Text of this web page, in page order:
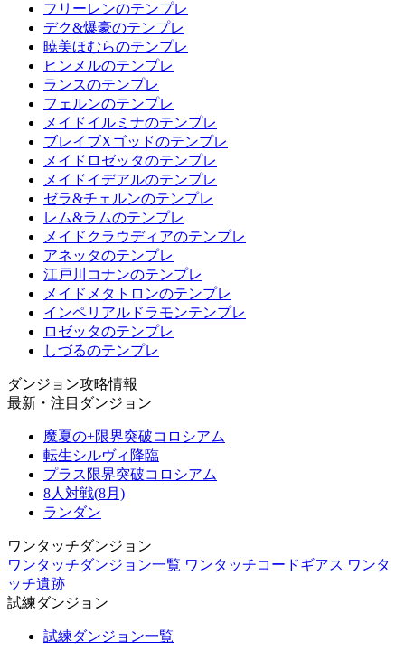
フリーレンのテンプレ
デク&爆豪のテンプレ
暁美ほむらのテンプレ
ヒンメルのテンプレ
ランスのテンプレ
フェルンのテンプレ
メイドイルミナのテンプレ
ブレイブXゴッドのテンプレ
メイドロゼッタのテンプレ
メイドイデアルのテンプレ
ゼラ&チェルンのテンプレ
レム&ラムのテンプレ
メイドクラウディアのテンプレ
アネッタのテンプレ
江戸川コナンのテンプレ
メイドメタトロンのテンプレ
インペリアルドラモンテンプレ
ロゼッタのテンプレ
しづるのテンプレ
ダンジョン攻略情報
最新・注目ダンジョン
魔夏の+限界突破コロシアム
転生シルヴィ降臨
プラス限界突破コロシアム
8人対戦(8月)
ランダン
ワンタッチダンジョン
ワンタッチダンジョン一覧 ワンタッチコードギアス ワンタ
ッチ遺跡
試練ダンジョン
試練ダンジョン一覧